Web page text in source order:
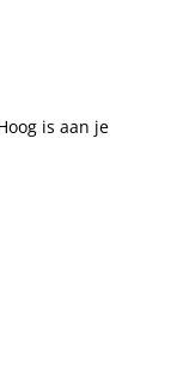
is aan je